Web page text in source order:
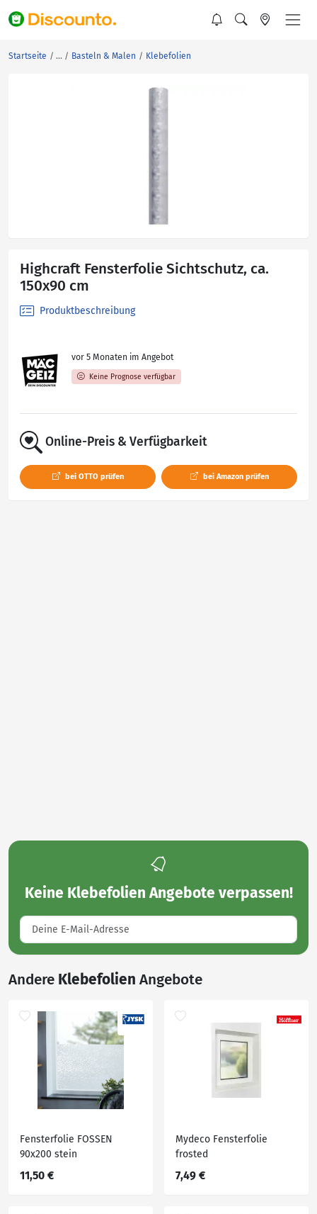
Startseite Basteln & Malen Klebefolien
Highcraft Fensterfolie Sichtschutz, ca.
150x90 cm
Produktbeschreibung
vor 5 Monaten im Angebot
Keine Prognose verfügbar
Online-Preis & Verfügbarkeit
bei OTTO prüfen bei Amazon prüfen
Keine Klebefolien Angebote verpassen!
Andere Klebefolien Angebote
Fensterfolie FOSSEN
90x200 stein
11,50 €
Mydeco Fensterfolie
frosted
7,49 €